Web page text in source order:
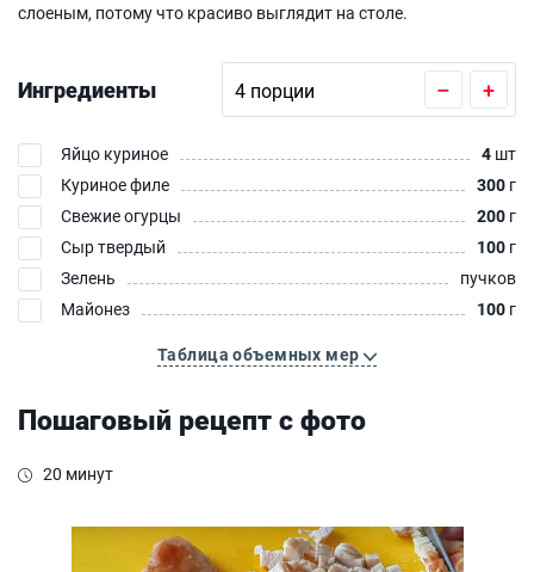
слоеным, потому что красиво выглядит на столе.
Ингредиенты – +
Яйцо куриное 4 шт
Куриное филе
300 г
Свежие огурцы
200 г
Сыр твердый
100 г
Зелень
пучков
Майонез
100 г
Таблица объемных мер
Пошаговый рецепт с фото
20 минут